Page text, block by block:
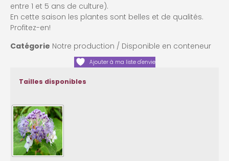
entre 1 et 5 ans de culture).
En cette saison les plantes sont belles et de qualités.
Profitez-en!
Catégorie Notre production / Disponible en conteneur
Ajouter à ma liste d'envie
Tailles disponibles